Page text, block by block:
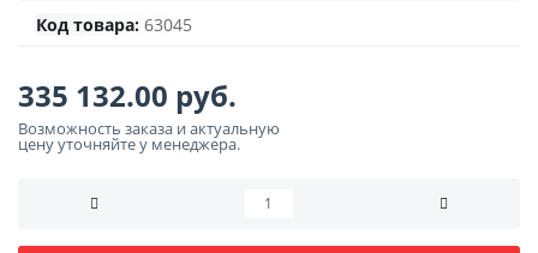
Код товара: 63045
335 132.00 руб.
Возможность заказа и актуальную
цену уточняйте у менеджера.